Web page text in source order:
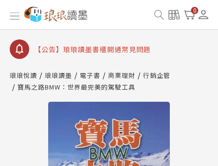
0
【公告】琅琅讀墨數位閱讀資產合併與書櫃開通申請
【公告】琅琅讀墨書櫃開通常見問題
【公告】琅琅讀墨 3 分鐘完成書櫃開通與資產合併申
請圖文教學
查詢
【公告】琅琅讀墨數位閱讀資產合併與書櫃開通申請
琅琅悅讀 琅琅讀墨 電子書 商業理財
行銷企管
寶馬之路BMW：世界最完美的駕駛工具